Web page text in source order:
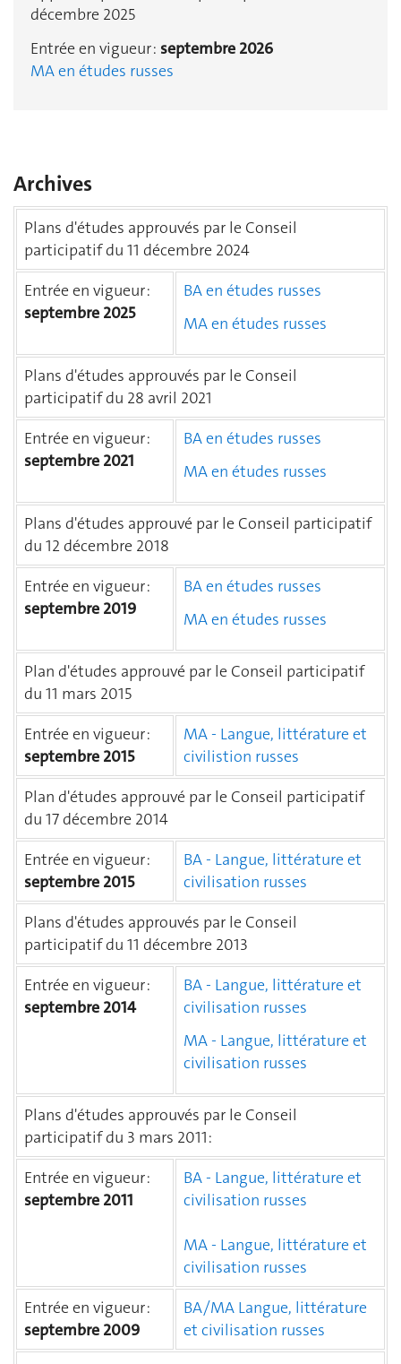
décembre 2025
Entrée en vigueur : septembre 2026
MA en études russes
Archives
Plans d'études approuvés par le Conseil
participatif du 11 décembre 2024
Entrée en vigueur :
septembre 2025
BA en études russes
MA en études russes
Plans d'études approuvés par le Conseil
participatif du 28 avril 2021
Entrée en vigueur :
septembre 2021
BA en études russes
MA en études russes
Plans d'études approuvé par le Conseil participatif
du 12 décembre 2018
Entrée en vigueur :
septembre 2019
BA en études russes
MA en études russes
Plan d'études approuvé par le Conseil participatif
du 11 mars 2015
Entrée en vigueur :
septembre 2015
MA - Langue, littérature et
civilistion russes
Plan d'études approuvé par le Conseil participatif
du 17 décembre 2014
Entrée en vigueur :
septembre 2015
BA - Langue, littérature et
civilisation russes
Plans d'études approuvés par le Conseil
participatif du 11 décembre 2013
Entrée en vigueur :
septembre 2014
BA - Langue, littérature et
civilisation russes
MA - Langue, littérature et
civilisation russes
Plans d'études approuvés par le Conseil
participatif du 3 mars 2011:
Entrée en vigueur :
septembre 2011
BA - Langue, littérature et
civilisation russes
MA - Langue, littérature et
civilisation russes
Entrée en vigueur :
septembre 2009
BA/MA Langue, littérature
et civilisation russes